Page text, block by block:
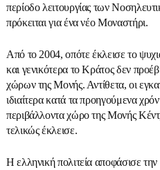
περίοδο λειτουργίας των
πρόκειται για ένα νέο Μοναστήρι.
Από το 2004, οπότε έκλεισε το
και γενικότερα το Κράτος δεν
χώρων της Μονής. Αντίθετα, οι
ιδιαίτερα κατά τα προηγούμενα
περιβάλλοντα χώρο της Μονής
τελικώς έκλεισε.
Η ελληνική πολιτεία αποφάσισε